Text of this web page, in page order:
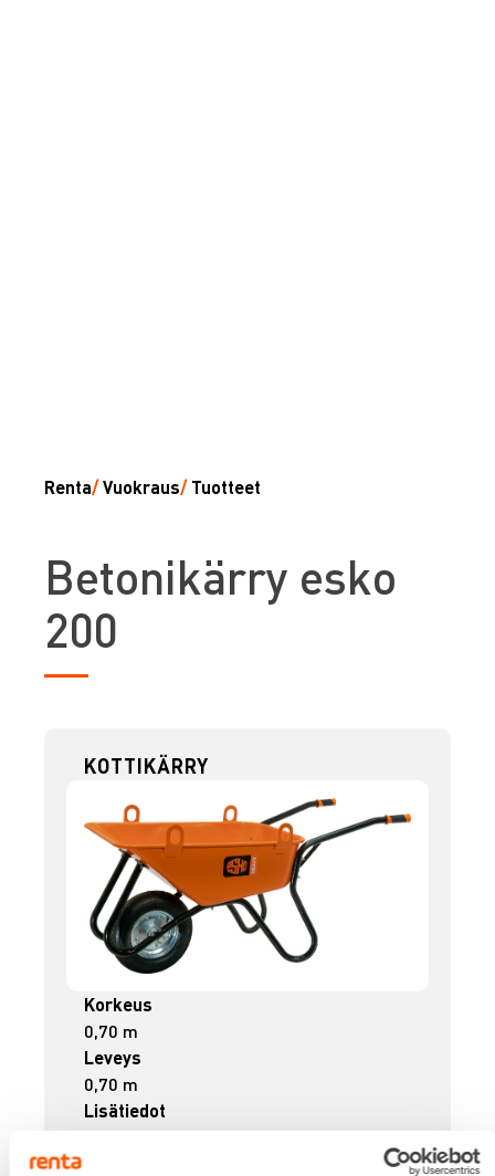
Renta/Vuokraus/ Tuotteet
Betonikärry esko
200
KOTTIKÄRRY
Korkeus
0,70 m
Leveys
0,70 m
Lisätiedot
Saatavilla nostokorvilla.